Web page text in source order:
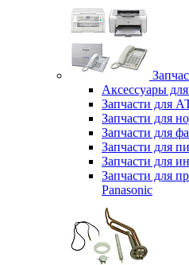
Аксессуары
Запчасти для
Запчасти для
Запчасти для
Запчасти для
Запчасти для
Запчасти для
Panasonic